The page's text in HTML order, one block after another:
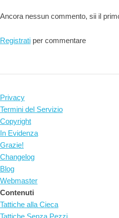
Ancora nessun commento, sii il
Registrati per commentare
Privacy
Termini del Servizio
Copyright
In Evidenza
Grazie!
Changelog
Blog
Webmaster
Contenuti
Tattiche alla Cieca
Tattiche Senza Pezzi